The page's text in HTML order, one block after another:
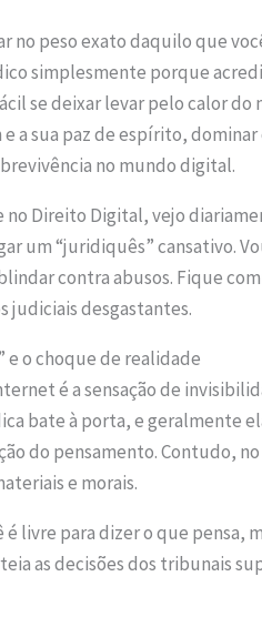
no peso exato daquilo que
simplesmente porque
se deixar levar pelo calor
a sua paz de espírito,
no mundo digital.
no Direito Digital, vejo
um “juridiquês” cansativo.
contra abusos. Fique
judiciais desgastantes.
e o choque de realidade
é a sensação de
bate à porta, e geralmente
do pensamento. Contudo,
e morais.
é livre para dizer o que pensa,
as decisões dos tribunais